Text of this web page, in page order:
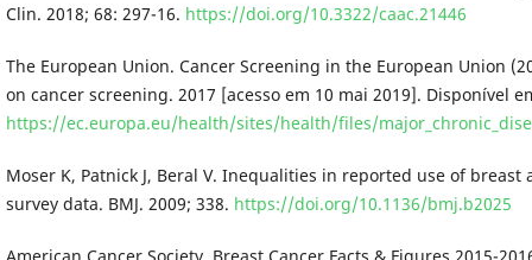
Clin. 2018; 68: 297-16. https://doi.org/10.3322/caac.21446
The European Union. Cancer Screening in the European Union
on cancer screening. 2017 [acesso em 10 mai 2019]. Disponível
https://ec.europa.eu/health/sites/health/files/
Moser K, Patnick J, Beral V. Inequalities in reported use of
survey data. BMJ. 2009; 338. https://doi.org/10.1136/bmj.b2025